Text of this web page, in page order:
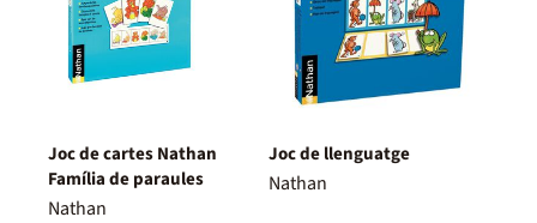
Joc de cartes Nathan
Família de paraules
Nathan
Joc de llenguatge
Nathan